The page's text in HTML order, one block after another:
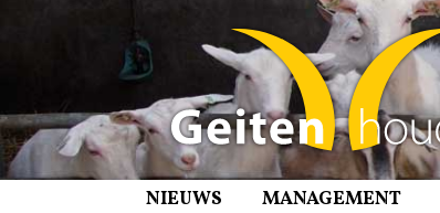
NIEUWS MANAGEMENT